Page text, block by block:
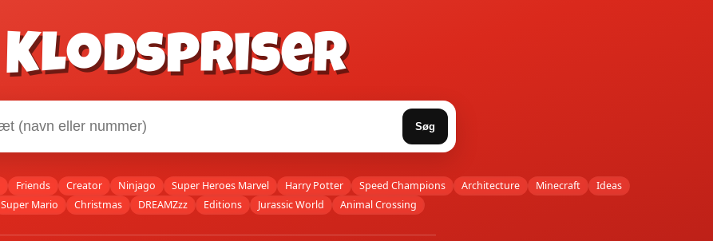
Klodspriser
Søg
Friends Creator Ninjago Super Heroes Marvel Harry Potter Speed Champions Architecture Minecraft
Ideas
Super Mario Christmas DREAMZzz Editions Jurassic World Animal Crossing